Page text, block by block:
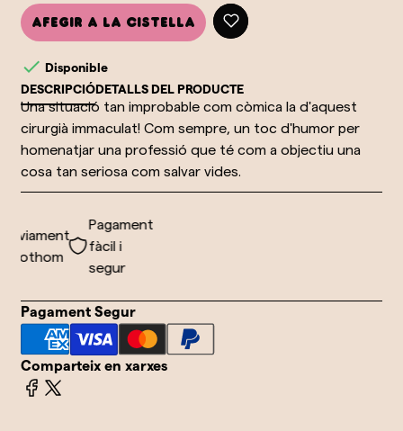
Afegir a la cistella
 Disponible
DESCRIPCIÓDETALLS DEL PRODUCTE
Una situació tan improbable com còmica la d'aquest
cirurgià immaculat! Com sempre, un toc d'humor per
homenatjar una professió que té com a objectiu una
cosa tan seriosa com salvar vides.
tothom
Pagament
fàcil i
segur
Pagament Segur
Comparteix en xarxes